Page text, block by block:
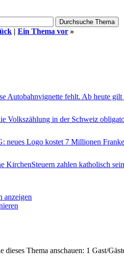
| Ein Thema vor »
Autobahnvignette fehlt. Ab heute gilt
Volkszählung in der Schweiz
neues Logo kostet 7 Millionen
KirchenSteuern zahlen katholisch
anzeigen
dieses Thema anschauen: 1 Gast/